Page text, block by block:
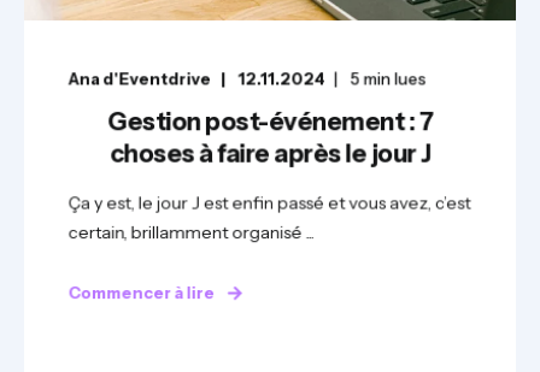
Ana d'Eventdrive 12.11.2024 5min lues
Gestion post-événement : 7
choses à faire après le jour J
Ça y est, le jour J est enfin passé et vous avez, c’est
certain, brillamment organisé ...
Commencer à lire